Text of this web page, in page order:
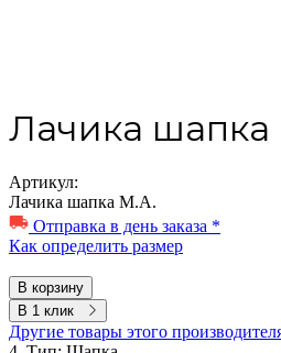
Лачика шапка
Артикул:
Лачика шапка M.A.
Отправка в день заказа *
Как определить размер
В корзину
В 1 клик
Другие товары этого